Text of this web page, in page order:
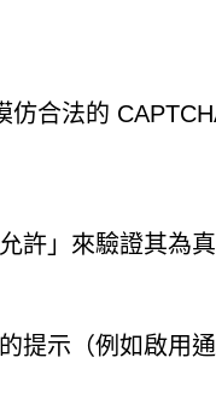
合法的
許」來驗證其為
提示（例如啟用